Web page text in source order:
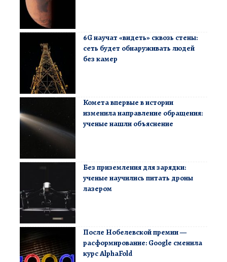
6G научат «видеть» сквозь стены:
сеть будет обнаруживать людей
без камер
Комета впервые в истории
изменила направление обращения:
ученые нашли объяснение
Без приземления для зарядки:
ученые научились питать дроны
лазером
После Нобелевской премии —
расформирование: Google сменила
курс AlphaFold